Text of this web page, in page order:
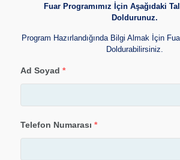
Fuar Programımız İçin Aşağıdaki
Doldurunuz.
Program Hazırlandığında Bilgi Almak İçin
Doldurabilirsiniz.
Ad Soyad *
Telefon Numarası *